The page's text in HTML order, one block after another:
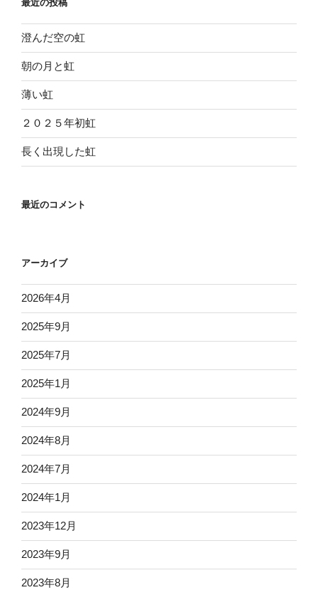
最近の投稿
澄んだ空の虹
朝の月と虹
薄い虹
２０２５年初虹
長く出現した虹
最近のコメント
アーカイブ
2026年4月
2025年9月
2025年7月
2025年1月
2024年9月
2024年8月
2024年7月
2024年1月
2023年12月
2023年9月
2023年8月